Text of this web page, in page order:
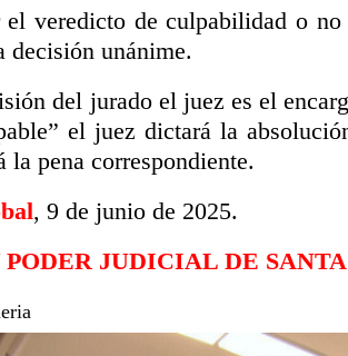
el veredicto de culpabilidad o
decisión unánime.
del jurado el juez es el
el juez dictará la
la pena correspondiente.
, 9 de junio de 2025.
PODER JUDICIAL DE